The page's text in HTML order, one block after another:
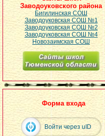
Заводоуковского района
Бигилинская СОШ
Заводоуковская СОШ №1
Заводоуковская СОШ №2
Заводоуковская СОШ №4
Новозаимская СОШ
Форма входа
Войти через uID